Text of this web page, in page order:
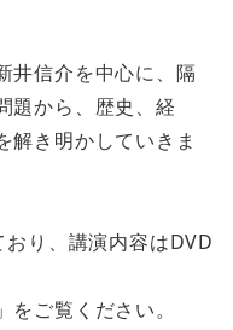
井信介を中心に、隔
題から、歴史、経
解き明かしていきま
り、講演内容はDVD
をご覧ください。